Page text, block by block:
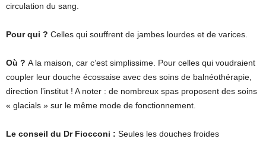
circulation du sang.
Pour qui ? Celles qui souffrent de jambes lourdes et de varices.
Où ? A la maison, car c’est simplissime. Pour celles qui voudraient
coupler leur douche écossaise avec des soins de balnéothérapie,
direction l’institut ! A noter : de nombreux spas proposent des soins
« glacials » sur le même mode de fonctionnement.
Le conseil du Dr Fiocconi : Seules les douches froides